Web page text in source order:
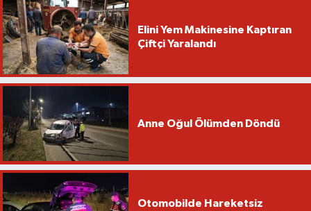
Elini Yem Makinesine Kaptıran
Çiftçi Yaralandı
Anne Oğul Ölümden Döndü
Otomobilde Hareketsiz